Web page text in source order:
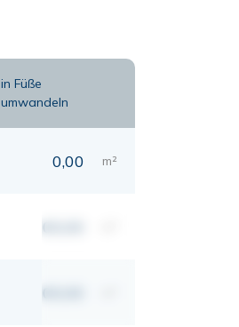
in Füße
umwandeln
0,00 m²
00,00
00,00